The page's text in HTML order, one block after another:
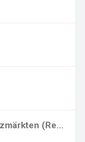
Preisentwicklung auf Konkurrenzmärkten (Reche...